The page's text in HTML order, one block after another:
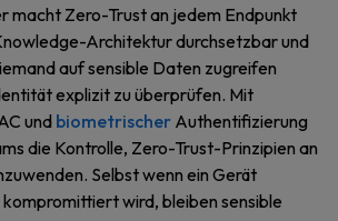
macht Zero-Trust an jedem Endpunkt
Architektur durchsetzbar und
auf sensible Daten zugreifen
explizit zu überprüfen. Mit
und biometrischer Authentifizierung
die Kontrolle, Zero-Trust-Prinzipien an
Selbst wenn ein Gerät
wird, bleiben sensible